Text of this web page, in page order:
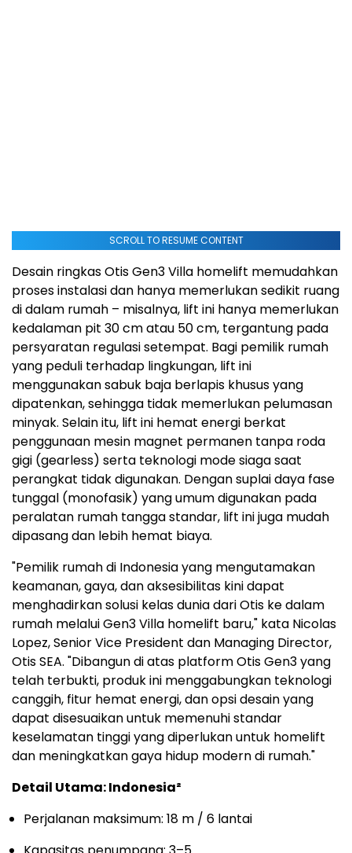
SCROLL TO RESUME CONTENT
Desain ringkas Otis Gen3 Villa homelift memudahkan
proses instalasi dan hanya memerlukan sedikit ruang
di dalam rumah – misalnya, lift ini hanya memerlukan
kedalaman pit 30 cm atau 50 cm, tergantung pada
persyaratan regulasi setempat. Bagi pemilik rumah
yang peduli terhadap lingkungan, lift ini
menggunakansabuk baja berlapis khusus yang
dipatenkan, sehingga tidak memerlukan pelumasan
minyak. Selain itu, lift ini hemat energi berkat
penggunaan mesin magnet permanen tanpa roda
gigi (gearless) serta teknologi mode siaga saat
perangkat tidak digunakan. Dengan suplai daya fase
tunggal (monofasik) yang umum digunakan pada
peralatan rumah tangga standar, lift ini juga mudah
dipasang dan lebih hemat biaya.
"Pemilik rumah di Indonesia yang mengutamakan
keamanan, gaya, dan aksesibilitas kini dapat
menghadirkan solusi kelas dunia dari Otis ke dalam
rumah melalui Gen3 Villa homelift baru," kata Nicolas
Lopez, Senior Vice President dan Managing Director,
Otis SEA. "Dibangun di atas platform Otis Gen3 yang
telah terbukti, produk ini menggabungkan teknologi
canggih, fitur hemat energi, dan opsi desain yang
dapat disesuaikan untuk memenuhi standar
keselamatan tinggi yang diperlukan untuk homelift
dan meningkatkan gaya hidup modern di rumah."
Detail Utama: Indonesia²
Perjalanan maksimum: 18 m / 6 lantai